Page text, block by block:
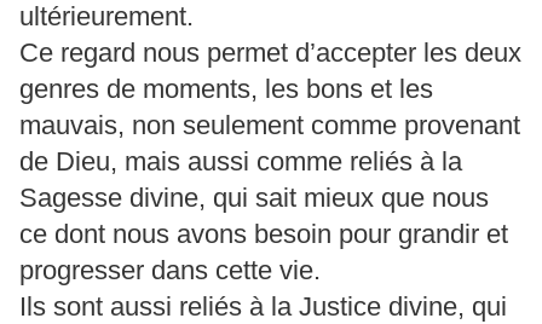
ultérieurement.
Ce regard nous permet d’accepter les deux
genres de moments, les bons et les
mauvais, non seulement comme provenant
de Dieu, mais aussi comme reliés à la
Sagesse divine, qui sait mieux que nous
ce dont nous avons besoin pour grandir et
progresser dans cette vie.
Ils sont aussi reliés à la Justice divine, qui